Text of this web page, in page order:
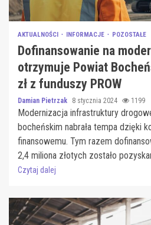
AKTUALNOŚCI INFORMACJE POZOSTAŁE
Dofinansowanie na
otrzymuje Powiat
zł z funduszy PROW
Damian Pietrzak 8 stycznia 2024 1199
Modernizacja infrastruktury
bocheńskim nabrała tempa dzięki
finansowemu. Tym razem
2,4 miliona złotych zostało
Czytaj dalej